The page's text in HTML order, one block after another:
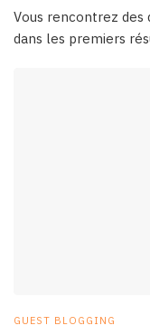
Vous rencontrez
dans les premiers
GUEST BLOGGING